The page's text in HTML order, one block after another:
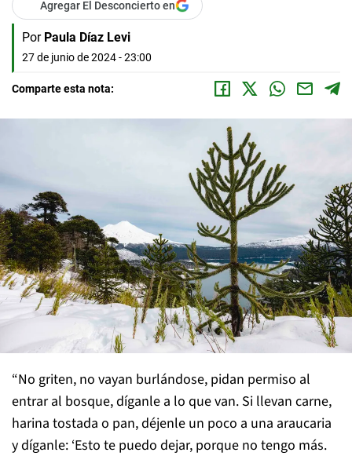
Agregar El Desconcierto en
Por Paula Díaz Levi
27 de junio de 2024 - 23:00
Comparte esta nota:
“No griten, no vayan burlándose, pidan permiso al
entrar al bosque, díganle a lo que van. Si llevan carne,
harina tostada o pan, déjenle un poco a una araucaria
y díganle: ‘Esto te puedo dejar, porque no tengo más.